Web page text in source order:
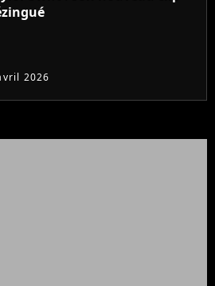
2026